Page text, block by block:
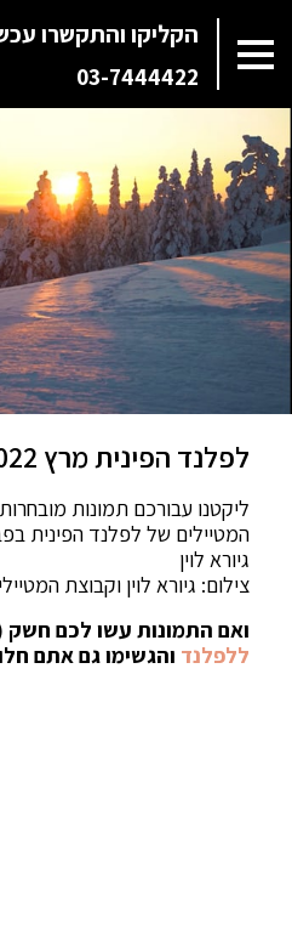
הקליקו והתקשרו
03-7444422
לפלנד הפינית מרץ 2022
ליקטנו עבורכם תמונות
גיורא לוין
צילום: גיורא לוין וקבוצת
ואם התמונות עשו לכם חשק
ללפלנד והגשימו גם אתם